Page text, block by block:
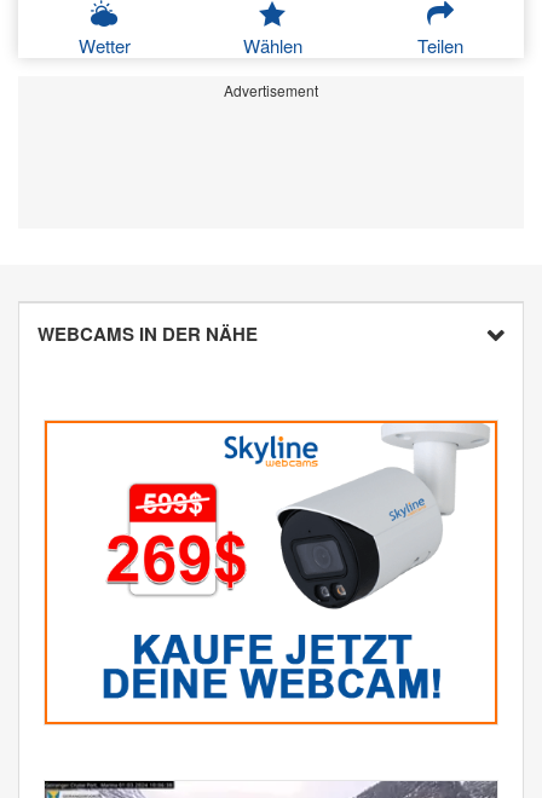
Wetter Wählen Teilen
Advertisement
WEBCAMS IN DER NÄHE